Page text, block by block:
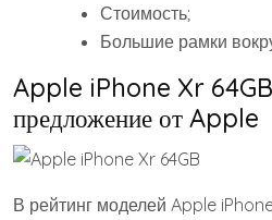
Стоимость;
Большие рамки
Apple iPhone Xr
предложение от Apple
В рейтинг моделей Apple